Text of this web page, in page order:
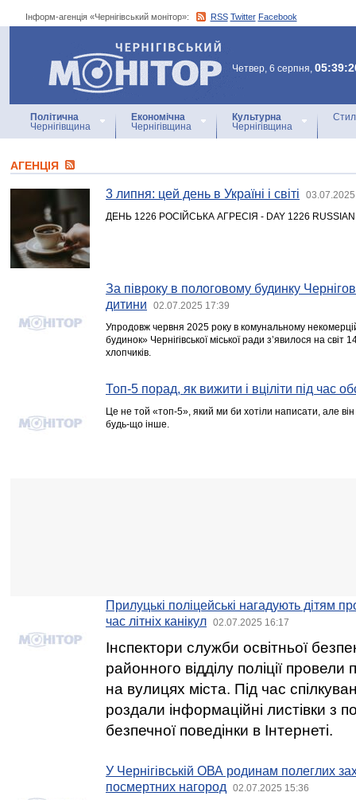
Інформ-агенція «Чернігівський монітор»: RSS Twitter Facebook
Інформ-агенція
«Чернігівський монітор»
Четвер, 6 серпня,
Політична
Чернігівщина
Економічна
Чернігівщина
Культурна
Чернігівщина
АГЕНЦIЯ
3 липня: цей день в Україні і світі
ДЕНЬ 1226 РОСІЙСЬКА АГРЕСІЯ - DAY 1226 RUSSIAN
За півроку в пологовому будинку
дитини
02.07.2025 17:39
Упродовж червня 2025 року в комунальному
будинок» Чернігівської міської ради з’явилося на
хлопчиків.
Топ-5 порад, як вижити і вціліти під час
Це не той «топ-5», який ми би хотіли написати, але
будь-що інше.
Прилуцькі поліцейські нагадують дітям
час літніх канікул
02.07.2025 16:17
Інспектори служби освітньої
районного відділу поліції провели
на вулицях міста. Під час
роздали інформаційні листівки з
безпечної поведінки в Інтернеті.
У Чернігівській ОВА родинам полеглих
посмертних нагород
02.07.2025 15:36